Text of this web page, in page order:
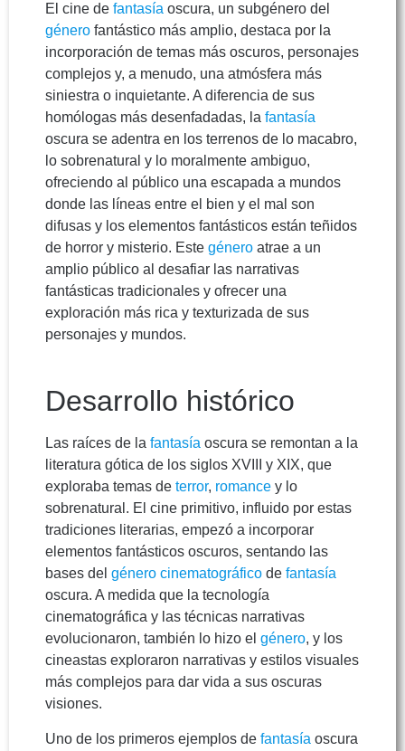
El cine de fantasía oscura, un subgénero del
género fantástico más amplio, destaca por la
incorporación de temas más oscuros, personajes
complejos y, a menudo, una atmósfera más
siniestra o inquietante. A diferencia de sus
homólogas más desenfadadas, la fantasía
oscura se adentra en los terrenos de lo macabro,
lo sobrenatural y lo moralmente ambiguo,
ofreciendo al público una escapada a mundos
donde las líneas entre el bien y el mal son
difusas y los elementos fantásticos están teñidos
de horror y misterio. Este género atrae a un
amplio público al desafiar las narrativas
fantásticas tradicionales y ofrecer una
exploración más rica y texturizada de sus
personajes y mundos.
Desarrollo histórico
Las raíces de la fantasía oscura se remontan a la
literatura gótica de los siglos XVIII y XIX, que
exploraba temas de terror, romance y lo
sobrenatural. El cine primitivo, influido por estas
tradiciones literarias, empezó a incorporar
elementos fantásticos oscuros, sentando las
bases del género cinematográfico de fantasía
oscura. A medida que la tecnología
cinematográfica y las técnicas narrativas
evolucionaron, también lo hizo el género, y los
cineastas exploraron narrativas y estilos visuales
más complejos para dar vida a sus oscuras
visiones.
Uno de los primeros ejemplos de fantasía oscura